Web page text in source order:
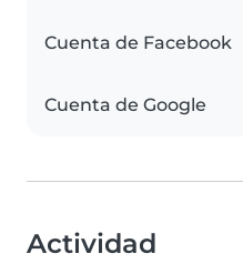
Cuenta de Facebook
Cuenta de Google
Actividad